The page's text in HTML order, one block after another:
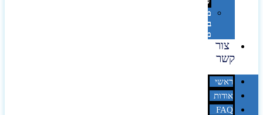
מיתוג
באמצעות
מדבקות
צור
קשר
ראשי
אודות
FAQ